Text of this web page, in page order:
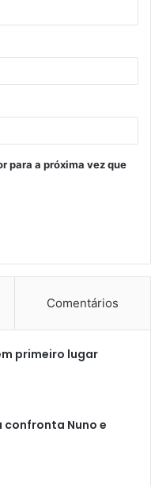
para a próxima vez que
Comentários
primeiro lugar
Nuno e